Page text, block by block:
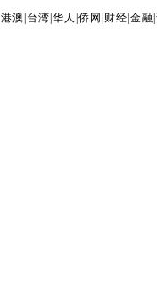
|港澳 台湾 |华人 |侨网 财经 |金融 |